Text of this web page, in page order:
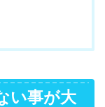
い事が大